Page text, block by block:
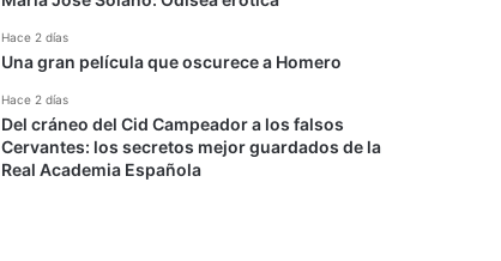
Hace 2 días
Una gran película que oscurece a Homero
Hace 2 días
Del cráneo del Cid Campeador a los falsos
Cervantes: los secretos mejor guardados de la
Real Academia Española